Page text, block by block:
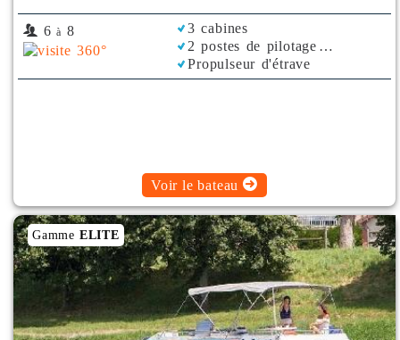
6 à 8
3 cabines
2 postes de pilotage
Propulseur d'étrave
Voir le bateau
Gamme ELITE